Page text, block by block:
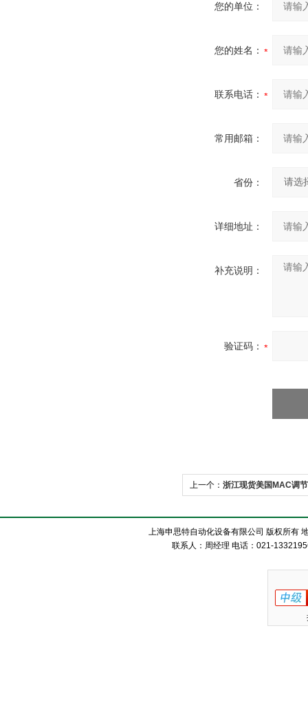
您的单位：
您的姓名：
联系电话：
常用邮箱：
省份：
详细地址：
补充说明：
验证码：
上一个： 浙江现货美国MAC调
上海申思特自动化设备有限公司 版权所有
联系人：周经理 电话：021-